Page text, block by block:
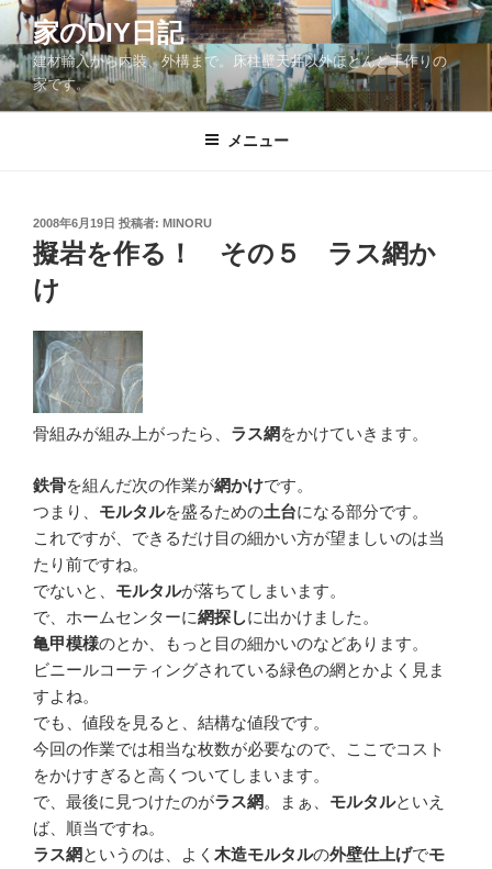
コ
テ
ン
ツ
家のDIY日記
建材輸入から内装、外構まで。床柱壁天井以外ほとんど手作りの
家です。
メニュー
投
稿
日:
2008年6月19日 投稿者: MINORU
擬岩を作る！ その５ ラス網か
け
骨組みが組み上がったら、 ラス網をかけていきます。
鉄骨を組んだ次の作業が網かけです。
つまり、 モルタルを盛るための土台になる部分です。
これですが、できるだけ目の細かい方が望ましいのは当
たり前ですね。
でないと、 モルタルが落ちてしまいます。
で、ホームセンターに網探しに出かけました。
亀甲模様のとか、もっと目の細かいのなどあります。
ビニールコーティングされている緑色の網とかよく見ま
すよね。
でも、値段を見ると、結構な値段です。
今回の作業では相当な枚数が必要なので、ここでコスト
をかけすぎると高くついてしまいます。
で、最後に見つけたのがラス網。まぁ、 モルタルといえ
ば、順当ですね。
ラス網というのは、よく 木造モルタルの外壁仕上げでモ